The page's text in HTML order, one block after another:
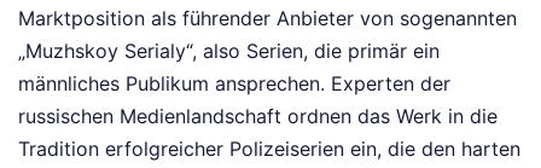
Marktposition als führender Anbieter von sogenannten
„Muzhskoy Serialy“, also Serien, die primär ein
männliches Publikum ansprechen. Experten der
russischen Medienlandschaft ordnen das Werk in die
Tradition erfolgreicher Polizeiserien ein, die den harten